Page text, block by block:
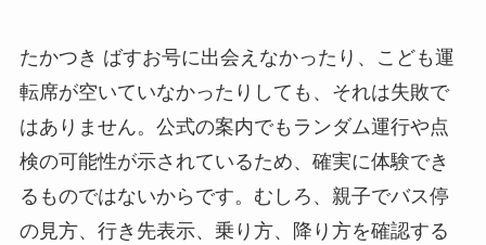
たかつき ばすお号に出会えなかったり、こども運
転席が空いていなかったりしても、それは失敗で
はありません。公式の案内でもランダム運行や点
検の可能性が示されているため、確実に体験でき
るものではないからです。むしろ、親子でバス停
の見方、行き先表示、乗り方、降り方を確認する